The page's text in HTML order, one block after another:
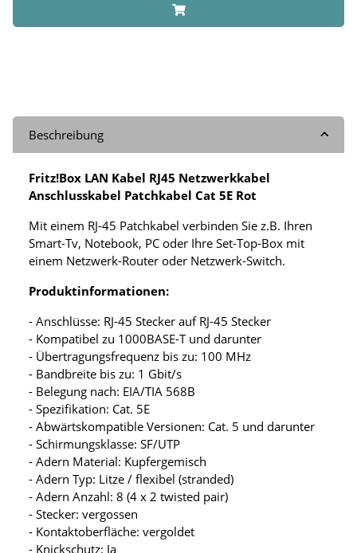
Beschreibung
Fritz!Box LAN Kabel RJ45 Netzwerkkabel
Anschlusskabel Patchkabel Cat 5E Rot
Mit einem RJ-45 Patchkabel verbinden Sie z.B. Ihren
Smart-Tv, Notebook, PC oder Ihre Set-Top-Box mit
einem Netzwerk-Router oder Netzwerk-Switch.
Produktinformationen:
- Anschlüsse: RJ-45 Stecker auf RJ-45 Stecker
- Kompatibel zu 1000BASE-T und darunter
- Übertragungsfrequenz bis zu: 100 MHz
- Bandbreite bis zu: 1 Gbit/s
- Belegung nach: EIA/TIA 568B
- Spezifikation: Cat. 5E
- Abwärtskompatible Versionen: Cat. 5 und darunter
- Schirmungsklasse: SF/UTP
- Adern Material: Kupfergemisch
- Adern Typ: Litze / flexibel (stranded)
- Adern Anzahl: 8 (4 x 2 twisted pair)
- Stecker: vergossen
- Kontaktoberfläche: vergoldet
- Knickschutz: Ja